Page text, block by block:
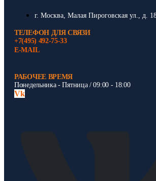
г. Москва, Малая Пироговская ул., д.
ТЕЛЕФОН ДЛЯ СВЯЗИ
+7(495) 492-75-33
E-MAIL
РАБОЧЕЕ ВРЕМЯ
Понедельника - Пятница / 09:00 - 18:00
Vk